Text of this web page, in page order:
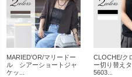
MARIED'OR/マリードー
ル シアーショートジャ
ケッ...
CLOCHE/
ー切り替え
5603...